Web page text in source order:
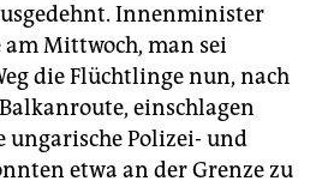
Innenminister
am Mittwoch, man sei
die Flüchtlinge nun, nach
einschlagen
ungarische Polizei- und
etwa an der Grenze zu